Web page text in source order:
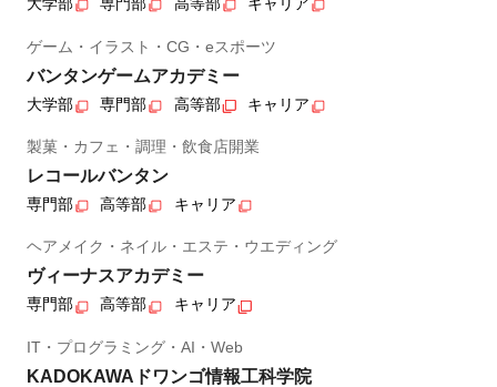
ゲーム・イラスト・CG・eスポーツ
バンタンゲームアカデミー
大学部 専門部 高等部 キャリア
製菓・カフェ・調理・飲食店開業
レコールバンタン
専門部 高等部 キャリア
ヘアメイク・ネイル・エステ・ウエディング
ヴィーナスアカデミー
専門部 高等部 キャリア
IT・プログラミング・AI・Web
KADOKAWAドワンゴ情報工科学院